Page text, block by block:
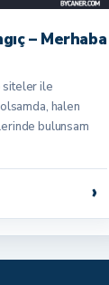
– Merhaba
siteler ile
halen
bulunsam
›